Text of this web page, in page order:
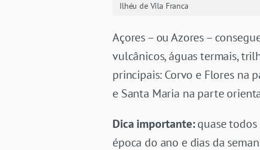
Ilhéu de Vila Franca
Açores – ou Azores –
vulcânicos, águas termais,
principais: Corvo e Flores na
e Santa Maria na parte
Dica importante:quase todos
época do ano e dias da